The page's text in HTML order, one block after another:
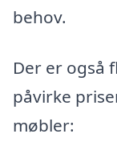
behov.
Der er også
påvirke
møbler: